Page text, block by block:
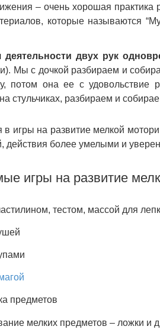
– очень хорошая практика
которые называются
деятельности двух рук
Мы с дочкой разбираем и
потом она ее с удовольствие
стульчиках, разбираем и
в игры на развитие мелкой
действия более умелыми и
игры на развитие
тестом, массой для
предметов
мелких предметов – ложки и